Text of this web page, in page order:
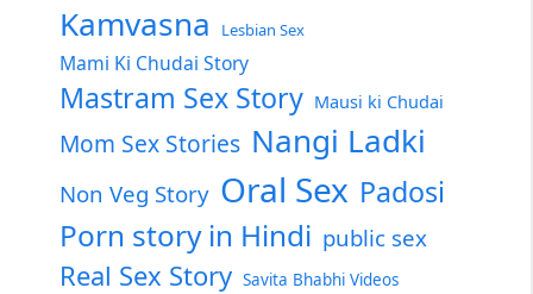
Kamvasna Lesbian Sex
Mami Ki Chudai Story
Mastram Sex Story Mausi ki Chudai
Mom Sex Stories Nangi Ladki
Non Veg Story Oral Sex Padosi
Porn story in Hindi public sex
Real Sex Story Savita Bhabhi Videos